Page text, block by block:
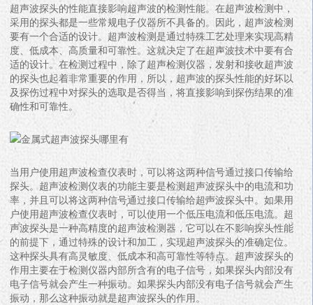
超声波探头的性能直接影响超声波的检测性能。在超声波检测中，
采用的探头都是一些常规电子仪器所不具备的。因此，超声波检测
要有一个合适的设计。超声波检测是通过特殊工艺处理来实现高精
度、低成本、高质量和可靠性。这就决定了在超声波技术中要有合
适的设计。在检测过程中，除了超声检测仪器，发射和接收超声波
的探头也起着非常重要的作用，所以，超声波的探头性能的好坏以
及探伤过程中对探头的选取是否得当，将直接影响到探伤结果的准
确性和可靠性。
当用户使用超声波检查仪表时，可以将这两种信号通过接口传输给
探头。超声波检测仪表的功能主要是检测超声波探头中的电流和功
率，并且可以将这两种信号通过接口传输给超声波探头中。如果用
户使用超声波检查仪表时，可以使用一个低压电流和低压电流。超
声波探头是一种高精度的超声波检测器，它可以在不影响探头性能
的前提下，通过特殊的设计和加工，实现超声波探头的准确定位。
这种探头具有高灵敏度、低成本和高可靠性等特点。超声波探头的
作用主要在于检测仪器内部所含有的电子信号，如果探头内部没有
电子信号就会产生一种振动。如果探头内部没有电子信号就会产生
振动，那么这种振动就是超声波探头的作用。